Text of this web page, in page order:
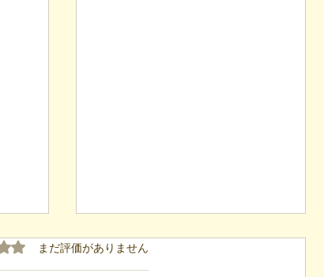
ち0と評価されています。
まだ評価がありません